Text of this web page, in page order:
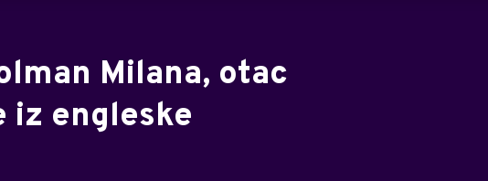
Milana, otac
iz engleske